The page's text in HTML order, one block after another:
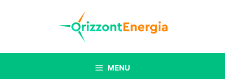
MENU